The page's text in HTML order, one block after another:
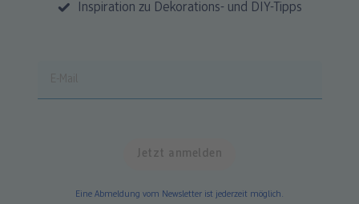
Inspiration zu Dekorations- und DIY-Tipps
Eine Abmeldung vom Newsletter ist jederzeit möglich.